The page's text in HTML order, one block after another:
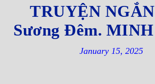
TRUYỆN
Sương Đêm.
January 15, 2025